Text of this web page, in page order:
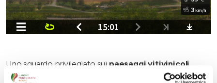
Uno sguardo privilegiato sui paesaggi vitivinicoli
UNESCO
, con la vista